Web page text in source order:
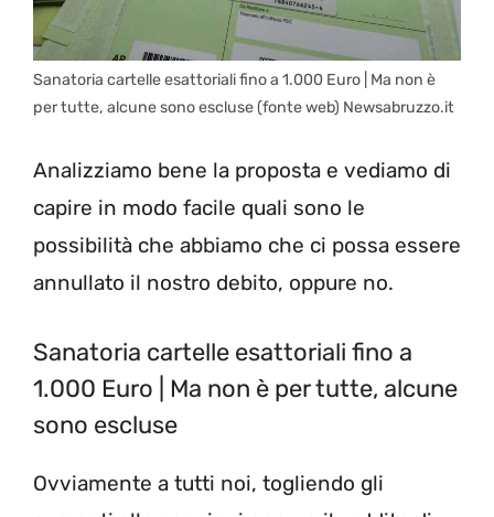
Sanatoria cartelle esattoriali fino a 1.000 Euro | Ma non è
per tutte, alcune sono escluse (fonte web) Newsabruzzo.it
Analizziamo bene la proposta e vediamo di
capire in modo facile quali sono le
possibilità che abbiamo che ci possa essere
annullato il nostro debito, oppure no.
Sanatoria cartelle esattoriali fino a
1.000 Euro | Ma non è per tutte, alcune
sono escluse
Ovviamente a tutti noi, togliendo gli